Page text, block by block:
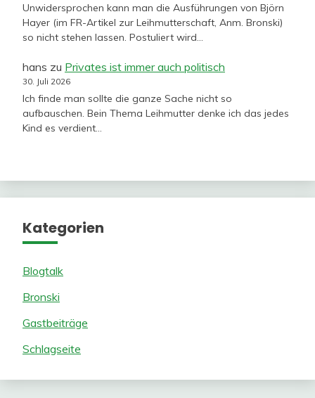
Unwidersprochen kann man die Ausführungen von Björn
Hayer (im FR-Artikel zur Leihmutterschaft, Anm. Bronski)
so nicht stehen lassen. Postuliert wird…
hans zu Privates ist immer auch politisch
30. Juli 2026
Ich finde man sollte die ganze Sache nicht so
aufbauschen. Bein Thema Leihmutter denke ich das jedes
Kind es verdient…
Kategorien
Blogtalk
Bronski
Gastbeiträge
Schlagseite